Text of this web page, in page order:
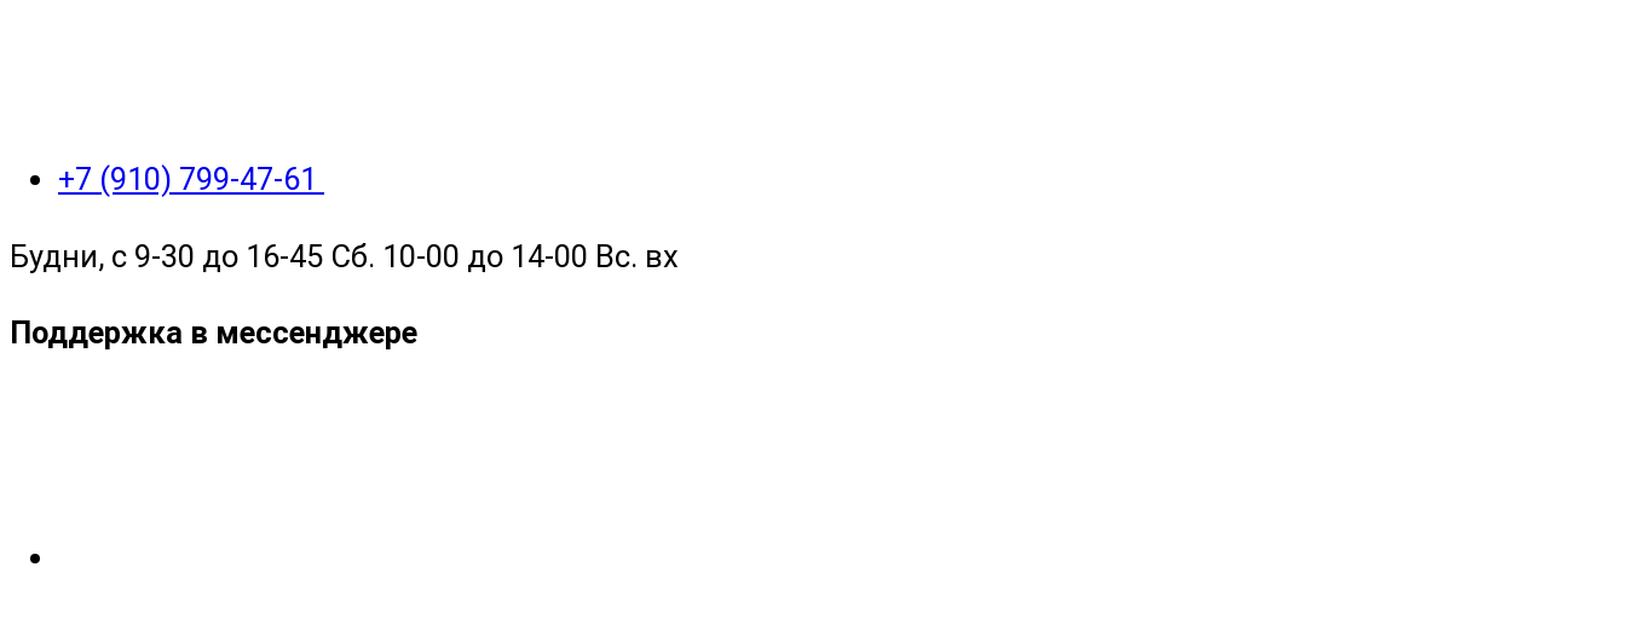
+7 (910) 799-47-61
Будни, с 9-30 до 16-45 Сб. 10-00 до 14-00 Вс. вх
Поддержка в мессенджере